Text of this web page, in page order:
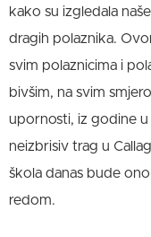
kako su izgledala
dragih polaznika.
svim polaznicima i
bivšim, na svim
upornosti, iz godine u
neizbrisiv trag u
škola danas bude
redom.